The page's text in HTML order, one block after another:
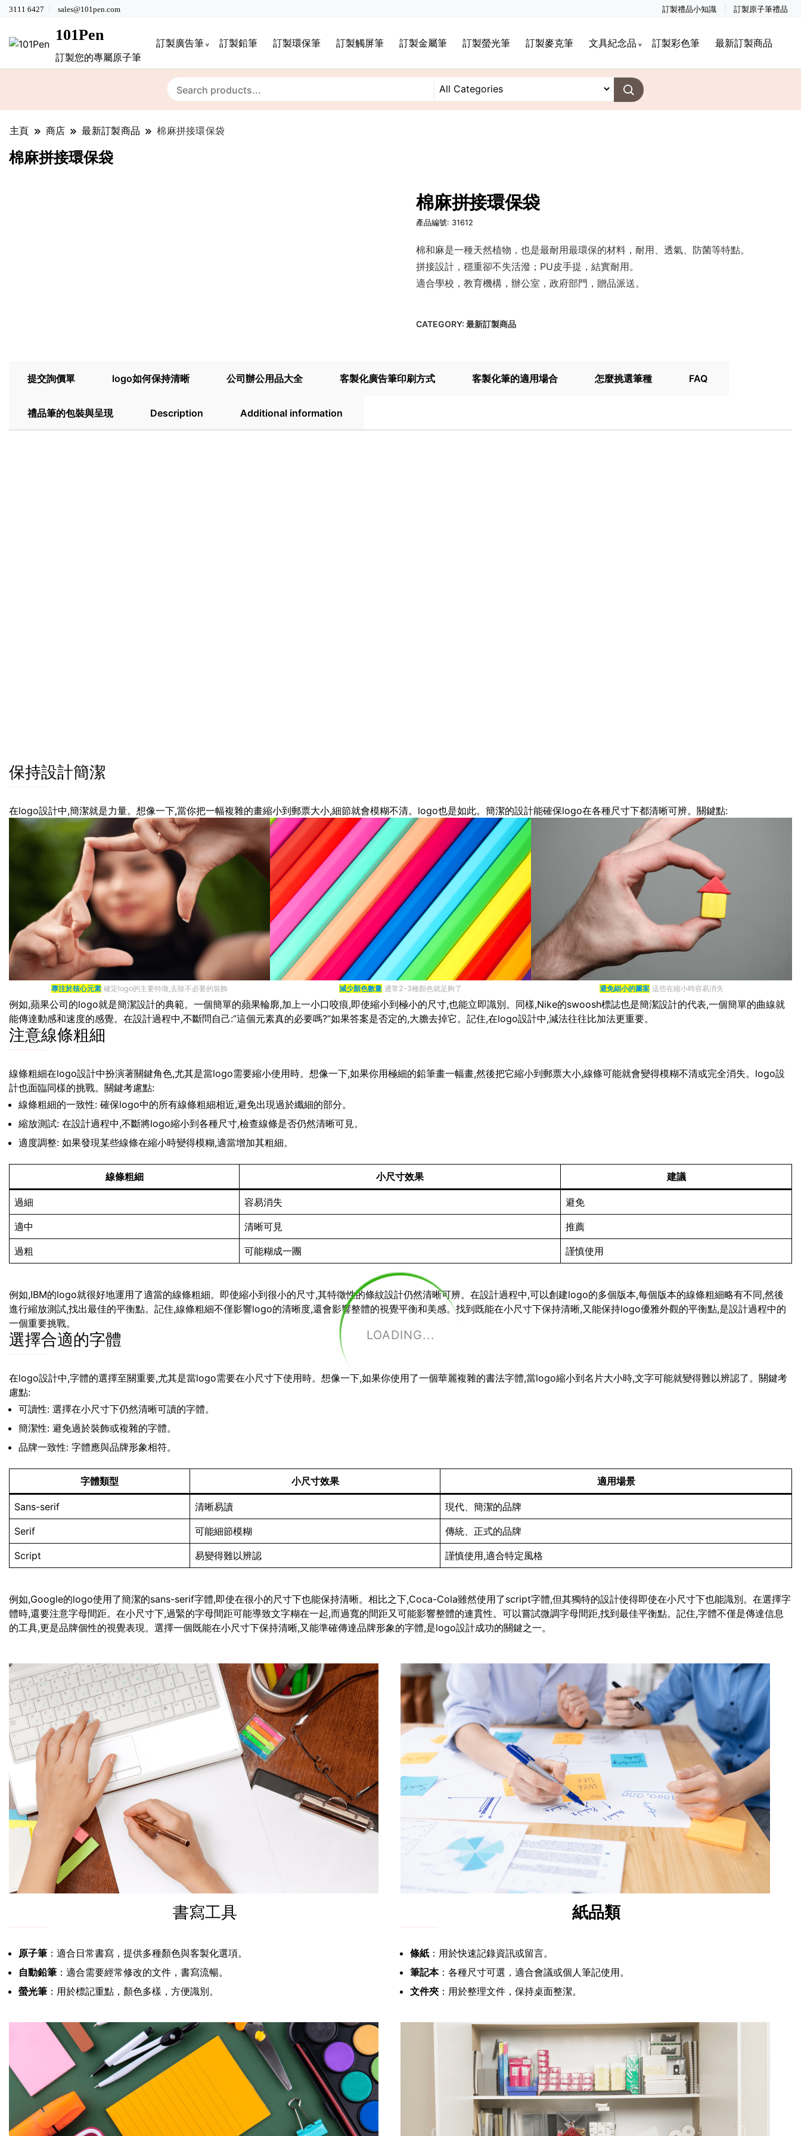
3111 6427 sales@101pen.com 訂製禮品小知識 訂製原子筆禮品
101Pen
訂製您的專屬原子筆
訂製廣告筆 訂製鉛筆 訂製環保筆 訂製觸屏筆 訂製金屬筆 訂製螢光筆 訂製麥克筆 文具紀念品 訂製彩色筆 最新訂製商品
主頁 商店 最新訂製商品 棉麻拼接環保袋
棉麻拼接環保袋
LOADING...
棉麻拼接環保袋
產品編號: 31612
棉和麻是一種天然植物，也是最耐用最環保的材料，耐用、透氣、防菌等特點。
拼接設計，穩重卻不失活潑；PU皮手提，結實耐用。
適合學校，教育機構，辦公室，政府部門，贈品派送。
CATEGORY:最新訂製商品
提交詢價單 logo如何保持清晰 公司辦公用品大全 客製化廣告筆印刷方式 客製化筆的適用場合 怎麼挑選筆種 FAQ
禮品筆的包裝與呈現 Description Additional information
保持設計簡潔
在logo設計中,簡潔就是力量。想像一下,當你把一幅複雜的畫縮小到郵票大小,細節就會模糊不清。logo也是如此。簡潔的設計能確保logo在各種尺寸下都清晰可辨。關鍵點:
專注於核心元素 確定logo的主要特徵,去除不必要的裝飾 減少顏色數量 通常2-3種顏色就足夠了 避免細小的圖案 這些在縮小時容易消失
例如,蘋果公司的logo就是簡潔設計的典範。一個簡單的蘋果輪廓,加上一小口咬痕,即使縮小到極小的尺寸,也能立即識別。同樣,Nike的swoosh標誌也是簡潔設計的代表,一個簡單的曲線就
能傳達動感和速度的感覺。在設計過程中,不斷問自己:”這個元素真的必要嗎?”如果答案是否定的,大膽去掉它。記住,在logo設計中,減法往往比加法更重要。
注意線條粗細
線條粗細在logo設計中扮演著關鍵角色,尤其是當logo需要縮小使用時。想像一下,如果你用極細的鉛筆畫一幅畫,然後把它縮小到郵票大小,線條可能就會變得模糊不清或完全消失。logo設
計也面臨同樣的挑戰。關鍵考慮點:
線條粗細的一致性: 確保logo中的所有線條粗細相近,避免出現過於纖細的部分。
縮放測試: 在設計過程中,不斷將logo縮小到各種尺寸,檢查線條是否仍然清晰可見。
適度調整: 如果發現某些線條在縮小時變得模糊,適當增加其粗細。
線條粗細 小尺寸效果 建議
過細 容易消失 避免
適中 清晰可見 推薦
過粗 可能糊成一團 謹慎使用
例如,IBM的logo就很好地運用了適當的線條粗細。即使縮小到很小的尺寸,其特徵性的條紋設計仍然清晰可辨。在設計過程中,可以創建logo的多個版本,每個版本的線條粗細略有不同,然後
進行縮放測試,找出最佳的平衡點。記住,線條粗細不僅影響logo的清晰度,還會影響整體的視覺平衡和美感。找到既能在小尺寸下保持清晰,又能保持logo優雅外觀的平衡點,是設計過程中的
一個重要挑戰。
選擇合適的字體
在logo設計中,字體的選擇至關重要,尤其是當logo需要在小尺寸下使用時。想像一下,如果你使用了一個華麗複雜的書法字體,當logo縮小到名片大小時,文字可能就變得難以辨認了。關鍵考
慮點:
可讀性: 選擇在小尺寸下仍然清晰可讀的字體。
簡潔性: 避免過於裝飾或複雜的字體。
品牌一致性: 字體應與品牌形象相符。
字體類型 小尺寸效果 適用場景
Sans-serif 清晰易讀 現代、簡潔的品牌
Serif 可能細節模糊 傳統、正式的品牌
Script 易變得難以辨認 謹慎使用,適合特定風格
例如,Google的logo使用了簡潔的sans-serif字體,即使在很小的尺寸下也能保持清晰。相比之下,Coca-Cola雖然使用了script字體,但其獨特的設計使得即使在小尺寸下也能識別。在選擇字
體時,還要注意字母間距。在小尺寸下,過緊的字母間距可能導致文字糊在一起,而過寬的間距又可能影響整體的連貫性。可以嘗試微調字母間距,找到最佳平衡點。記住,字體不僅是傳達信息
的工具,更是品牌個性的視覺表現。選擇一個既能在小尺寸下保持清晰,又能準確傳達品牌形象的字體,是logo設計成功的關鍵之一。
書寫工具
原子筆 ：適合日常書寫，提供多種顏色與客製化選項。
自動鉛筆 ：適合需要經常修改的文件，書寫流暢。
螢光筆 ：用於標記重點，顏色多樣，方便識別。
紙品類
條紙 ：用於快速記錄資訊或留言。
筆記本：各種尺寸可選，適合會議或個人筆記使用。
文件夾 ：用於整理文件，保持桌面整潔。